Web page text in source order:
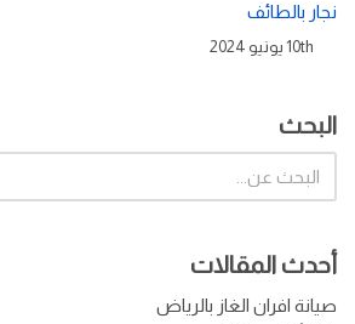
نجار بالطائف
10th يونيو 2024
البحث
أحدث المقالات
صيانة افران الغاز بالرياض